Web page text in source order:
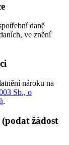
daně
ve znění
nároku na
Sb., o
.
žádost